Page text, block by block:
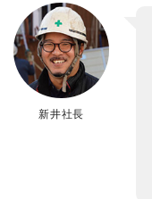
新井社長